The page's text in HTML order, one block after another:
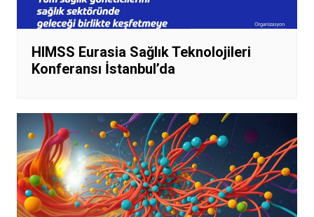
HIMSS Eurasia Sağlık Teknolojileri
Konferansı İstanbul’da